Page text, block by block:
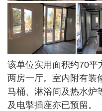
该单位实用面积约70平
两房一厅。室内附有装
马桶、淋浴间及热水炉
及电掣插座亦已预留。